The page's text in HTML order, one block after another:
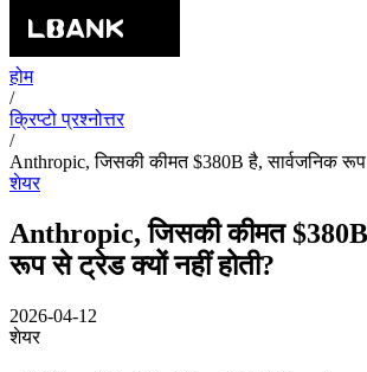
होम
/
क्रिप्टो प्रश्नोत्तर
/
Anthropic, जिसकी कीमत $380B है, सार्वजनिक रूप
शेयर
Anthropic, जिसकी कीमत $380B
रूप से ट्रेड क्यों नहीं होती?
2026-04-12
शेयर